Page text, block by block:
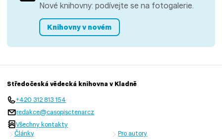
Nové knihovny: podívejte se na fotogalerie.
Knihovny v novém
Středočeská vědecká knihovna v Kladně
+420 312 813 154
redakce@casopisctenar.cz
Všechny kontakty
Články
Pro autory